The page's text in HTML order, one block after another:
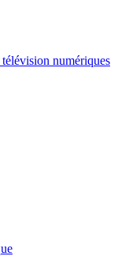
numériques